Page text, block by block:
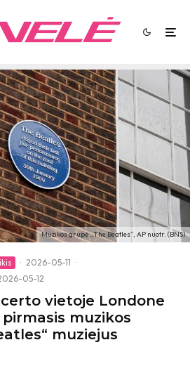
Muzikos grupė „The Beatles“, AP nuotr. (BNS)
· 2026-05-11 ·
05-12
vietoje Londone
muzikos
muziejus